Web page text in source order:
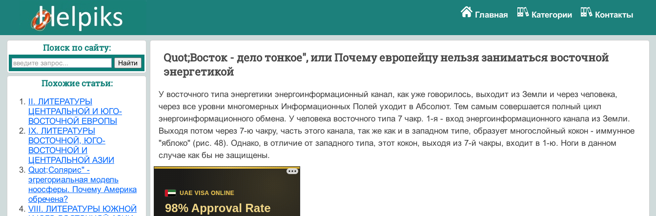
Главная Категории Контакты
Quot;Восток - дело тонкое", или Почему европейцу нельзя заниматься восточной
энергетикой
У восточного типа энергетики энергоинформационный канал, как уже говорилось, выходит из Земли и через человека,
через все уровни многомерных Информационных Полей уходит в Абсолют. Тем самым совершается полный цикл
энергоинформационного обмена. У человека восточного типа 7 чакр. 1-я - вход энергоинформационного канала из Земли.
Выходя потом через 7-ю чакру, часть этого канала, так же как и в западном типе, образует многослойный кокон - иммунное
"яблоко" (рис. 48). Однако, в отличие от западного типа, этот кокон, выходя из 7-й чакры, входит в 1-ю. Ноги в данном
случае как бы не защищены.
Поиск по сайту:
Похожие статьи:
II. ЛИТЕРАТУРЫ
ЦЕНТРАЛЬНОЙ И ЮГО-
ВОСТОЧНОЙ ЕВРОПЫ
IX. ЛИТЕРАТУРЫ
ВОСТОЧНОЙ, ЮГО-
ВОСТОЧНОЙ И
ЦЕНТРАЛЬНОЙ АЗИИ
Quot;Солярис" -
эгрегориальная модель
ноосферы. Почему Америка
обречена?
VIII. ЛИТЕРАТУРЫ ЮЖНОЙ